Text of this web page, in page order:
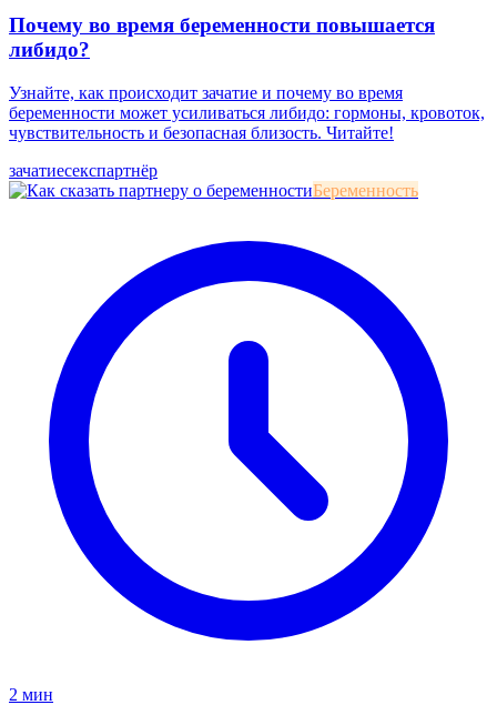
Почему во время беременности повышается
либидо?
Узнайте, как происходит зачатие и почему во время
беременности может усиливаться либидо: гормоны, кровоток,
чувствительность и безопасная близость. Читайте!
зачатиесекспартнёр
Беременность
2 мин